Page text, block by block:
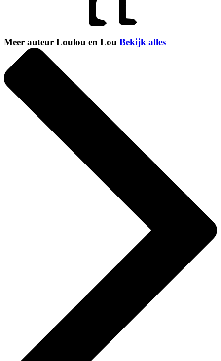
Meer auteur Loulou en Lou Bekijk alles